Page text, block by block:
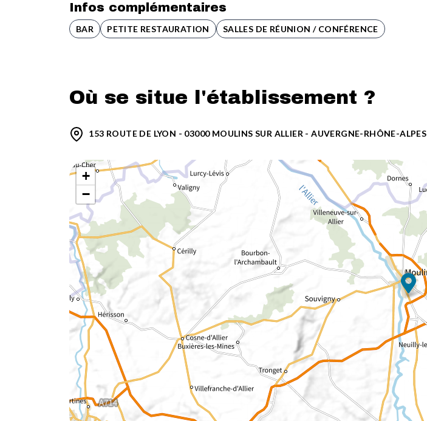
Infos complémentaires
BAR PETITE RESTAURATION SALLES DE RÉUNION / CONFÉRENCE
Où se situe l'établissement ?
153 ROUTE DE LYON - 03000 MOULINS SUR ALLIER - AUVERGNE-RHÔNE-ALPES
+
−